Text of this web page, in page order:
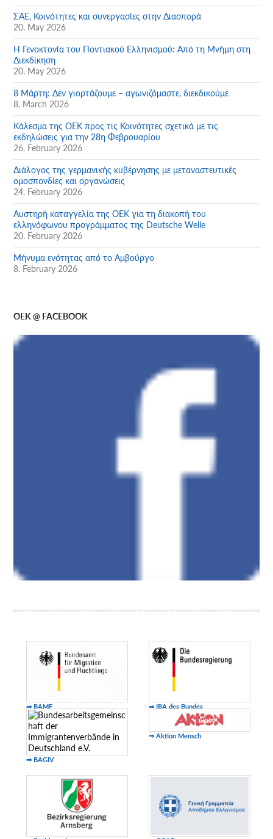
ΣΑΕ, Κοινότητες και συνεργασίες στην Διασπορά
20. May 2026
Η Γενοκτονία του Ποντιακού Ελληνισμού: Από τη Μνήμη στη
Διεκδίκηση
20. May 2026
8 Μάρτη: Δεν γιορτάζουμε – αγωνιζόμαστε, διεκδικούμε
8. March 2026
Κάλεσμα της ΟΕΚ προς τις Κοινότητες σχετικά με τις
εκδηλώσεις για την 28η Φεβρουαρίου
26. February 2026
Διάλογος της γερμανικής κυβέρνησης με μεταναστευτικές
ομοσπονδίες και οργανώσεις
24. February 2026
Αυστηρή καταγγελία της ΟΕΚ για τη διακοπή του
ελληνόφωνου προγράμματος της Deutsche Welle
20. February 2026
Μήνυμα ενότητας από το Αμβούργο
8. February 2026
OEK @ FACEBOOK
⇒ BAMF ⇒ IBA des Bundes
⇒ BAGIV
⇒ Aktion Mensch